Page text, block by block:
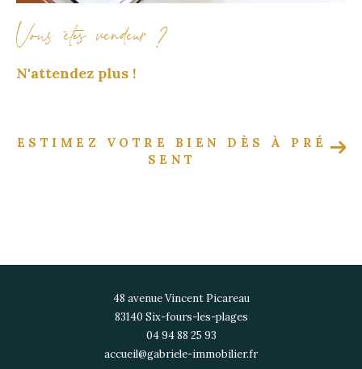
Vous êtes vendeur ?
N'attendez plus !
ESTIMEZ VOTRE BIEN DÈS À PRÉ
SENT
48 avenue Vincent Picareau
83140
six-fours-les-plages
04 94 88 25 93
accueil@gabriele-immobilier.fr